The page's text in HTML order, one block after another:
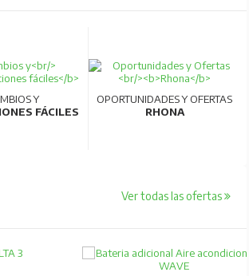
Y
FÁCILES
OPORTUNIDADES Y OFERTAS
RHONA
Ver todas las ofertas